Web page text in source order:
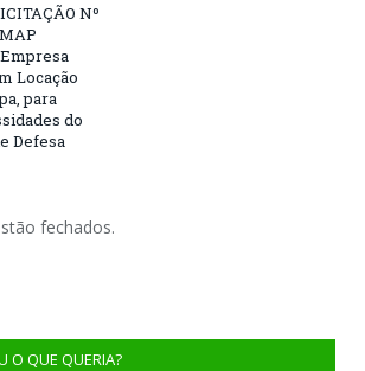
Nº
Locação
para
do
Defesa
fechados.
O QUE QUERIA?